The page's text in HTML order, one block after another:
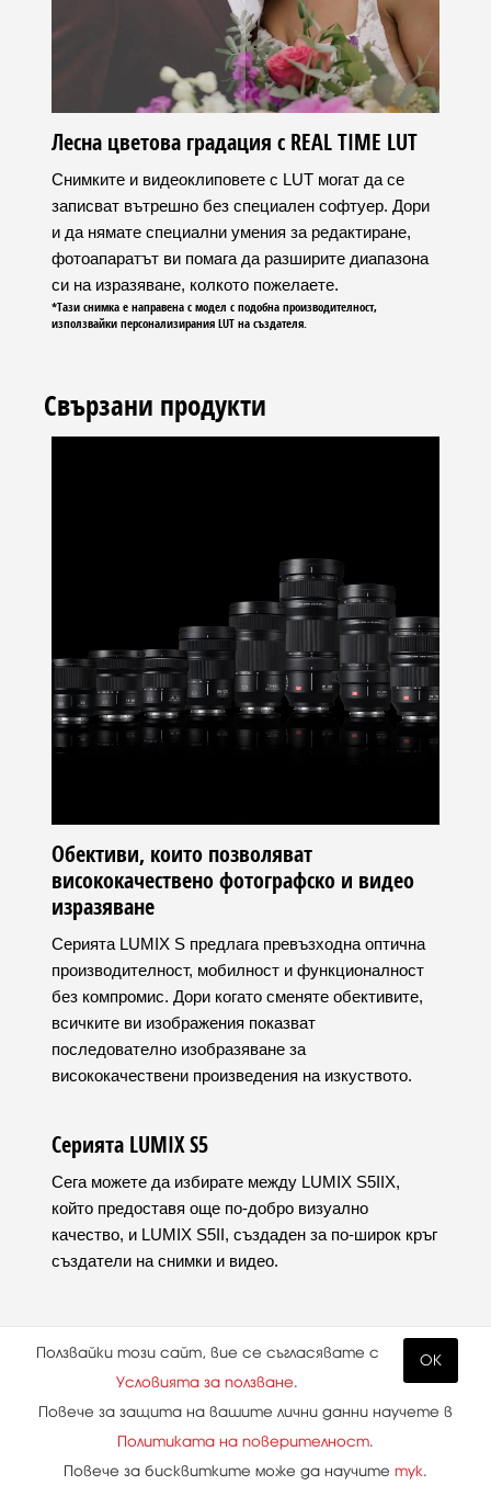
Лесна цветова градация с REAL TIME LUT
Снимките и видеоклиповете с LUT могат да се
записват вътрешно без специален софтуер. Дори
и да нямате специални умения за редактиране,
фотоапаратът ви помага да разширите диапазона
си на изразяване, колкото пожелаете.
*Тази снимка е направена с модел с подобна производителност,
използвайки персонализирания LUT на създателя.
Свързани продукти
Обективи, които позволяват
висококачествено фотографско и видео
изразяване
Серията LUMIX S предлага превъзходна оптична
производителност, мобилност и функционалност
без компромис. Дори когато сменяте обективите,
всичките ви изображения показват
последователно изобразяване за
висококачествени произведения на изкуството.
Серията LUMIX S5
Сега можете да избирате между LUMIX S5IIX,
който предоставя още по-добро визуално
качество, и LUMIX S5II, създаден за по-широк кръг
създатели на снимки и видео.
OK
Ползвайки този сайт, вие се съгласявате с
Условията за ползване.
Повече за защита на вашите лични данни научете в
Политиката на поверителност.
Повече за бисквитките може да научите тук.